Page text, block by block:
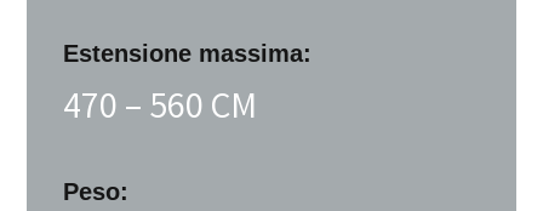
Estensione massima:
470 – 560 CM
Peso: